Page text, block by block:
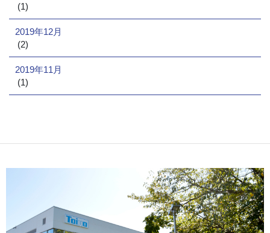
(1)
2019年12月
(2)
2019年11月
(1)